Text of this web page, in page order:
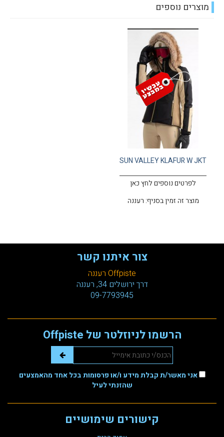
מוצרים נוספים
SUN VALLEY KLAFUR W JKT
לפרטים נוספים לחץ כאן
מוצר זה זמין בסניף: רעננה
קישורים שימושיים
הרשמו לניוזלטר של Offpiste
אני מאשר/ת קבלת מידע ו/או פרסומות בכל אחד מהאמצעים
שהזנתי לעיל
צור איתנו קשר
Offpiste רעננה
דרך ירושלים 34, רעננה
09-7793945